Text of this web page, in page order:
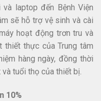
laptop đến Bệnh Viện
sẽ hỗ trợ vệ sinh và cài
hoạt động trơn tru và
thiết thực của Trung tâm
hàng ngày, đồng thời
tuổi thọ của thiết bị.
10%